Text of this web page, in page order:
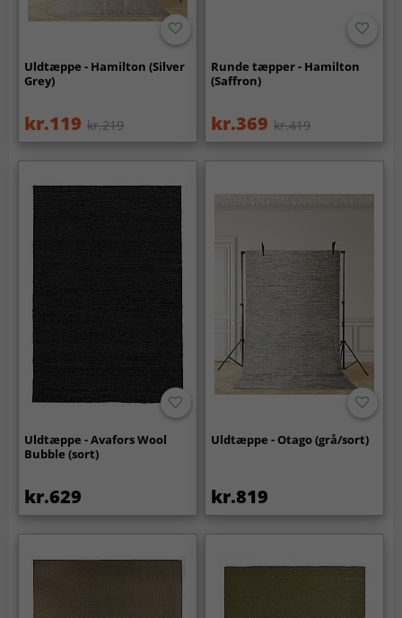
Uldtæppe - Hamilton (Silver
Grey)
kr.119 kr.219
Runde tæpper - Hamilton
(Saffron)
kr.369 kr.419
Uldtæppe - Avafors Wool
Bubble (sort)
kr.629
Uldtæppe - Otago (grå/sort)
kr.819